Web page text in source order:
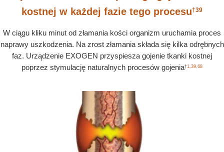
kostnej w każdej fazie tego procesu†39
W ciągu kliku minut od złamania kości organizm uruchamia proces
naprawy uszkodzenia. Na zrost złamania składa się kilka odrębnych
faz. Urządzenie EXOGEN przyspiesza gojenie tkanki kostnej
poprzez stymulację naturalnych procesów gojenia†1,39,68